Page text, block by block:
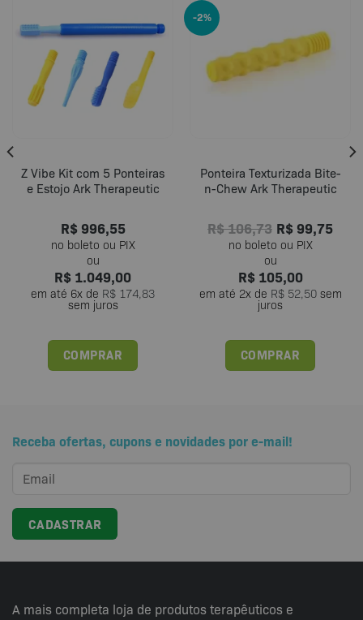
Z Vibe Kit com 5 Ponteiras
e Estojo Ark Therapeutic
R$996,55
R$ 1.049,00
em até 6x de R$ 174,83
sem juros
COMPRAR
-2%
Ponteira Texturizada Bite-
n-Chew Ark Therapeutic
R$106,73 R$ 99,75
R$105,00
em até 2x de R$52,50sem
juros
COMPRAR
Receba ofertas, cupons e novidades por e-mail!
A mais completa loja de produtos terapêuticos e